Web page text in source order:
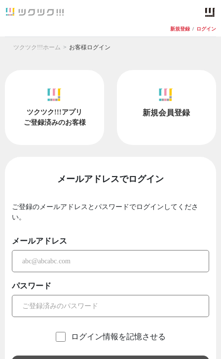
新規登録 / ログイン
ツクツク!!!ホーム お客様ログイン
ツクツク!!!アプリ
ご登録済みのお客様
新規会員登録
メールアドレスでログイン
ご登録のメールアドレスとパスワードでログインしてくださ
い。
メールアドレス
パスワード
ログイン情報を記憶させる